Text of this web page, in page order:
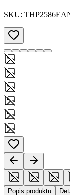
SKU: THP2586
Popis produktu